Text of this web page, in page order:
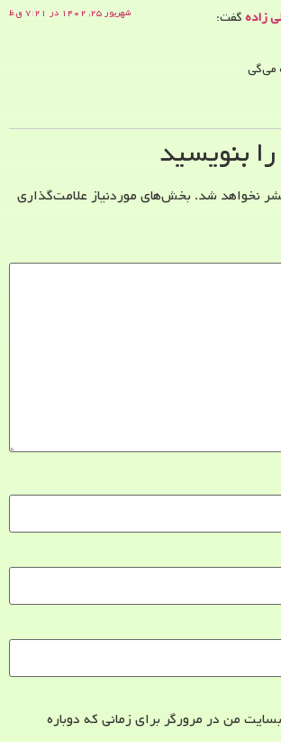
زادهگفت: شهریور ۲۵, ۱۴۰۲ در ۷:۲۱ ق.ظ
می‌گی
بنویسید
نخواهد شد. بخش‌های موردنیاز علامت‌گذاری
من در مرورگر برای زمانی که دوباره